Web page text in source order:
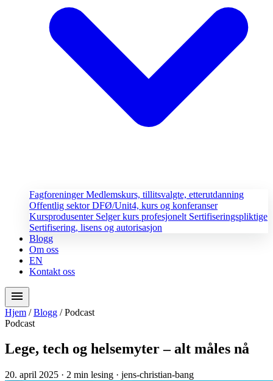
FagforeningerMedlemskurs, tillitsvalgte, etterutdanning
Offentlig sektorDFØ/Unit4, kurs og konferanser
Kursprodusenter Selger kurs profesjonelt Sertifiseringspliktige
Sertifisering, lisens og autorisasjon
Blogg
Om oss
EN
Kontakt oss
menu
Hjem / Blogg / Podcast
Podcast
Lege, tech og helsemyter – alt måles nå
20. april 2025 · 2 min lesing · jens-christian-bang